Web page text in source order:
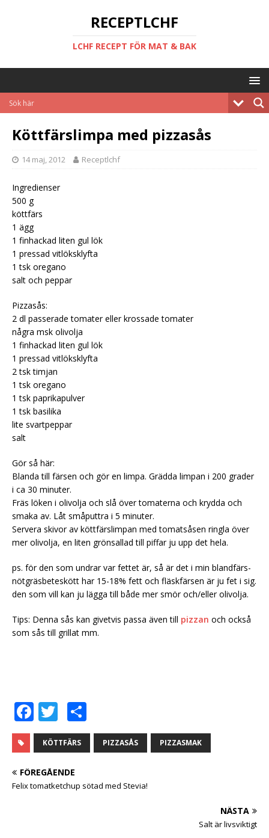
RECEPTLCHF
LCHF RECEPT FÖR MAT & BAK
Köttfärslimpa med pizzasås
14 maj, 2012 Receptlchf
Ingredienser
500 g
köttfärs
1 ägg
1 finhackad liten gul lök
1 pressad vitlöksklyfta
1 tsk oregano
salt och peppar
Pizzasås:
2 dl passerade tomater eller krossade tomater
några msk olivolja
1 finhackad liten gul lök
1 pressad vitlöksklyfta
2 tsk timjan
1 tsk oregano
1 tsk paprikapulver
1 tsk basilika
lite svartpeppar
salt
Gör så här:
Blanda till färsen och gör en limpa. Grädda limpan i 200 grader
i ca 30 minuter.
Fräs löken i olivolja och slå över tomaterna och krydda och
smaka av. Låt småputtra i 5 minuter.
Servera skivor av köttfärslimpan med tomatsåsen ringla över
mer olivolja, en liten grönsallad till piffar ju upp det hela.
ps. för den som undrar var fettet är, så är det i min blandfärs-
nötgräsbeteskött har 15-18% fett och fläskfärsen är ju fet i sig.
den som vill kan ju lägga till både mer smör och/eller olivolja.
Tips: Denna sås kan givetvis passa även till pizzan och också
som sås till grillat mm.
F
a
c
e
b
T
w
it
te
r
el
a
KÖTTFÄRS PIZZASÅS PIZZASMAK
FÖREGÅENDE
Felix tomatketchup sötad med Stevia!
NÄSTA
Salt är livsviktigt